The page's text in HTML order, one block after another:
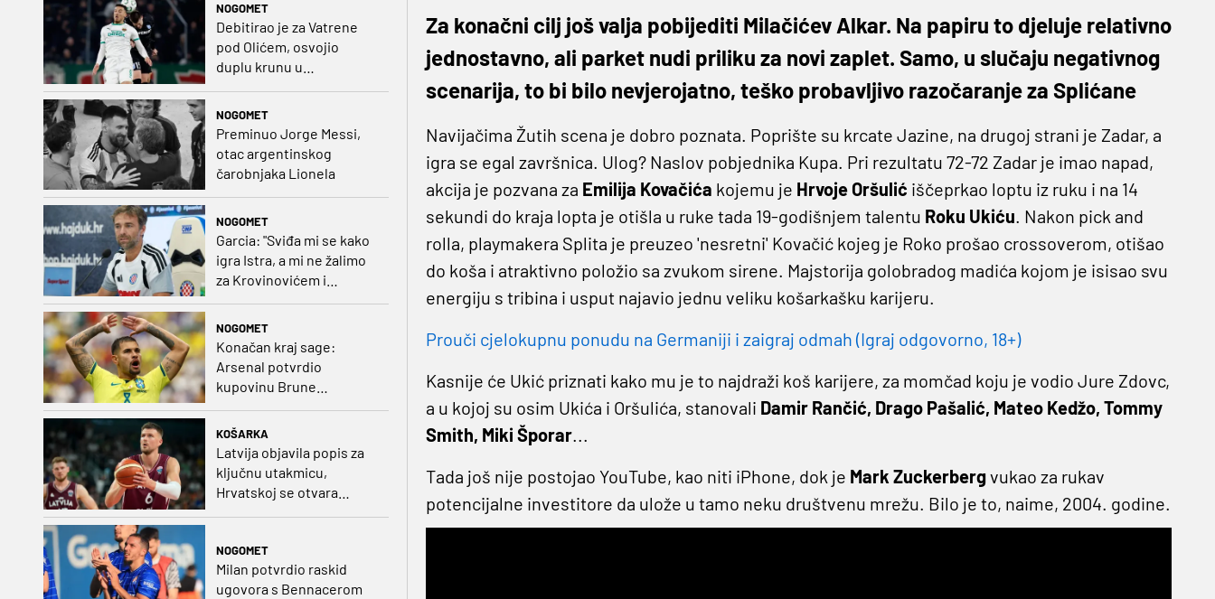
prvo kolo
NOGOMET
Debitirao je za Vatrene
pod Olićem, osvojio
duplu krunu u
NOGOMET
Preminuo Jorge Messi,
otac argentinskog
čarobnjaka Lionela
NOGOMET
Garcia: "Sviđa mi se kako
igra Istra, a mi ne žalimo
za Krovinovićem i
Guillamonom. Selahi?
NOGOMET
Konačan kraj sage:
Arsenal potvrdio
kupovinu Brune
KOŠARKA
Latvija objavila popis za
ključnu utakmicu,
Hrvatskoj se otvara
NOGOMET
Milan potvrdio raskid
ugovora s Bennacerom
Za konačni cilj još valja pobijediti Milačićev Alkar. Na papiru to djeluje relativno
jednostavno, ali parket nudi priliku za novi zaplet. Samo, u slučaju negativnog
scenarija, to bi bilo nevjerojatno, teško probavljivo razočaranje za Splićane
Navijačima Žutih scena je dobro poznata. Poprište su krcate Jazine, na drugoj strani je Zadar, a
igra se egal završnica. Ulog? Naslov pobjednika Kupa. Pri rezultatu 72-72 Zadar je imao napad,
akcija je pozvana za Emilija Kovačića kojemu je Hrvoje Oršulić iščeprkao loptu iz ruku i na 14
sekundi do kraja lopta je otišla u ruke tada 19-godišnjem talentu Roku Ukiću. Nakon pick and
rolla, playmakera Splita je preuzeo 'nesretni' Kovačić kojeg je Roko prošao crossoverom, otišao
do koša i atraktivno položio sa zvukom sirene. Majstorija golobradog madića kojom je isisao svu
energiju s tribina i usput najavio jednu veliku košarkašku karijeru.
Prouči cjelokupnu ponudu na Germaniji i zaigraj odmah (Igraj odgovorno, 18+)
Kasnije će Ukić priznati kako mu je to najdraži koš karijere, za momčad koju je vodio Jure Zdovc,
a u kojoj su osim Ukića i Oršulića, stanovali Damir Rančić, Drago Pašalić, Mateo Kedžo, Tommy
Smith, Miki Šporar...
Tada još nije postojao YouTube, kao niti iPhone, dok je Mark Zuckerbergvukao za rukav
potencijalne investitore da ulože u tamo neku društvenu mrežu. Bilo je to, naime, 2004. godine.